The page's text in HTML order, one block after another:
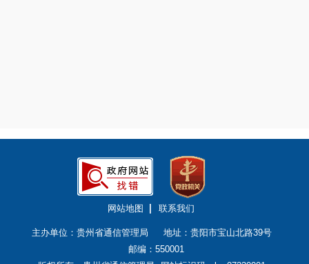
网站地图 联系我们
主办单位：贵州省通信管理局
地址：贵阳市宝山北路39号
邮编：550001